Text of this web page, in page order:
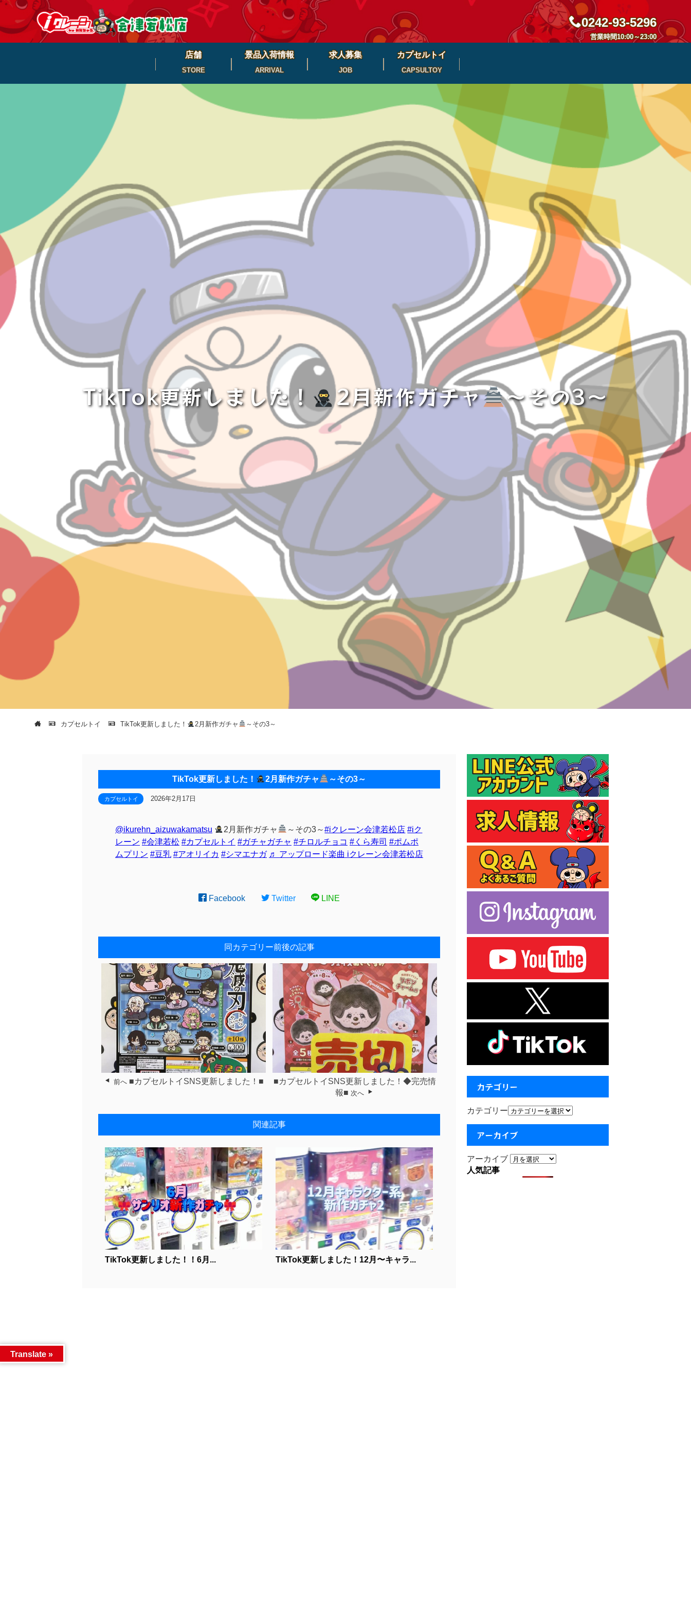
0242-93-5296
営業時間10:00～23:00
店舗
STORE
景品入荷情報
ARRIVAL
求人募集
JOB
カプセルトイ
CAPSULTOY
TikTok更新しました！ 2月新作ガチャ ～その3～
カプセルトイ TikTok更新しました！ 2月新作ガチャ ～その3～
TikTok更新しました！ 2月新作ガチャ ～その3～
カプセルトイ 2026年2月17日
@ikurehn_aizuwakamatsu 2月新作ガチャ ～その3～#iクレーン会津若松店 #iク
レーン #会津若松 #カプセルトイ #ガチャガチャ #チロルチョコ #くら寿司 #ポムポ
ムプリン #豆乳 #アオリイカ #シマエナガ ♬ アップロード楽曲 iクレーン会津若松店
Facebook Twitter LINE
同カテゴリー前後の記事
前へ ■カプセルトイSNS更新しました！■
■カプセルトイSNS更新しました！◆完売情
報■ 次へ
関連記事
TikTok更新しました！！6月... TikTok更新しました！12月〜キャラ...
カテゴリー
カテゴリー
アーカイブ
アーカイブ
人気記事
Translate »